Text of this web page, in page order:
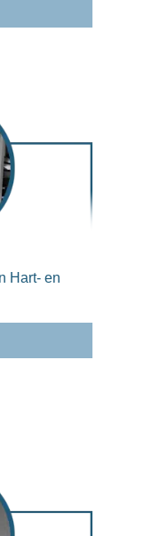
Hart- en